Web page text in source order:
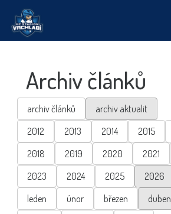
Archiv článků
archiv článků
archiv aktualit
2012
2013 2014 2015
2018
2019 2020 2021
2023
2024 2025
2026
leden
únor březen duben